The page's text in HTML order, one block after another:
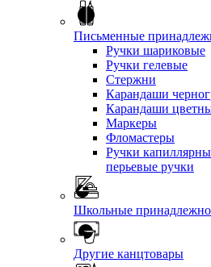
Письменные
Ручки шариковые
Ручки гелевые
Стержни
Карандаши
Карандаши
Маркеры
Фломастеры
Ручки
перьевые ручки
Школьные
Другие канцтовары